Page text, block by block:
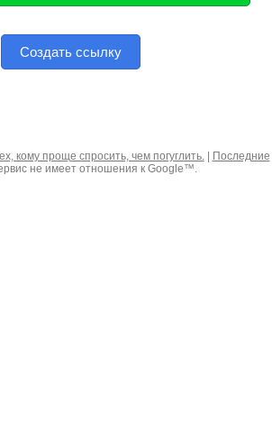
Создать ссылку
кому проще спросить, чем погуглить.|
Последние
не имеет отношения к Google™.